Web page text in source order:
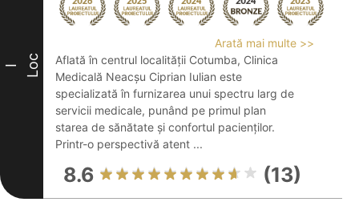
I Loc
Arată mai multe >>
Aflată în centrul localității Cotumba, Clinica
Medicală Neacșu Ciprian Iulian este
specializată în furnizarea unui spectru larg de
servicii medicale, punând pe primul plan
starea de sănătate și confortul pacienților.
Printr-o perspectivă atent ...
8.6 (13)